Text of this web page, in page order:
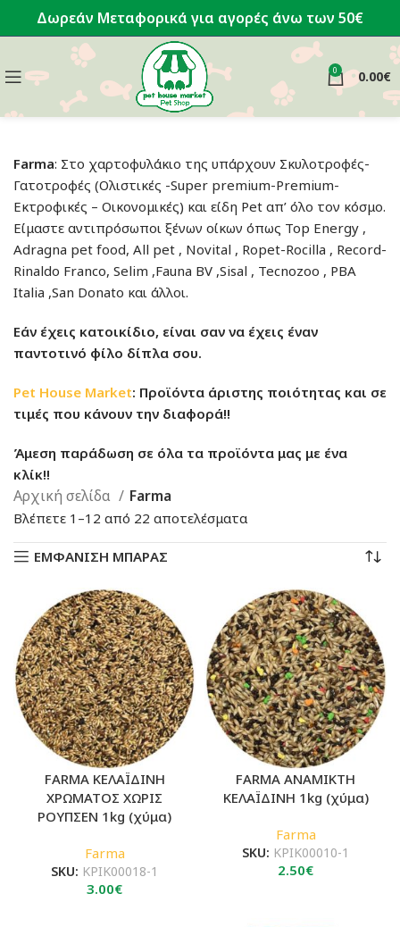
Δωρεάν Μεταφορικά για αγορές άνω των 50€
0 0.00€
Farma: Στο χαρτοφυλάκιο της υπάρχουν Σκυλοτροφές-
Γατοτροφές (Ολιστικές -Super premium-Premium-
Εκτροφικές – Οικονομικές) και είδη Pet απ’ όλο τον κόσμο.
Είμαστε αντιπρόσωποι ξένων οίκων όπως Top Energy ,
Adragna pet food, All pet , Novital , Ropet-Rocilla , Record-
Rinaldo Franco, Selim ,Fauna BV ,Sisal , Tecnozoo , PBA
Italia ,San Donato και άλλοι.
Εάν έχεις κατοικίδιο, είναι σαν να έχεις έναν
παντοτινό φίλο δίπλα σου.
Pet House Market: Προϊόντα άριστης ποιότητας και σε
τιμές που κάνουν την διαφορά!!
Άμεση παράδωση σε όλα τα προϊόντα μας με ένα
κλίκ!!
Αρχική σελίδα Farma
Βλέπετε 1–12 από 22 αποτελέσματαSorted
by
ΕΜΦΑΝΙΣΗ ΜΠΑΡΑΣ
FARMA ΚΕΛΑΪΔΙΝΗ
ΧΡΩΜΑΤΟΣ ΧΩΡΙΣ
ΡΟΥΠΣΕΝ 1kg (χύμα)
Farma
SKU: KPIK00018-1
3.00€
FARMA ΑΝΑΜΙΚΤΗ
ΚΕΛΑΪΔΙΝΗ 1kg (χύμα)
Farma
SKU: KPIK00010-1
2.50€